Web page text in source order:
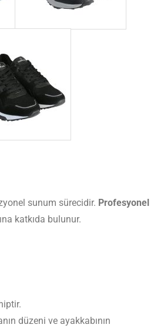
sunum sürecidir. Profesyonel
katkıda bulunur.
düzeni ve ayakkabının